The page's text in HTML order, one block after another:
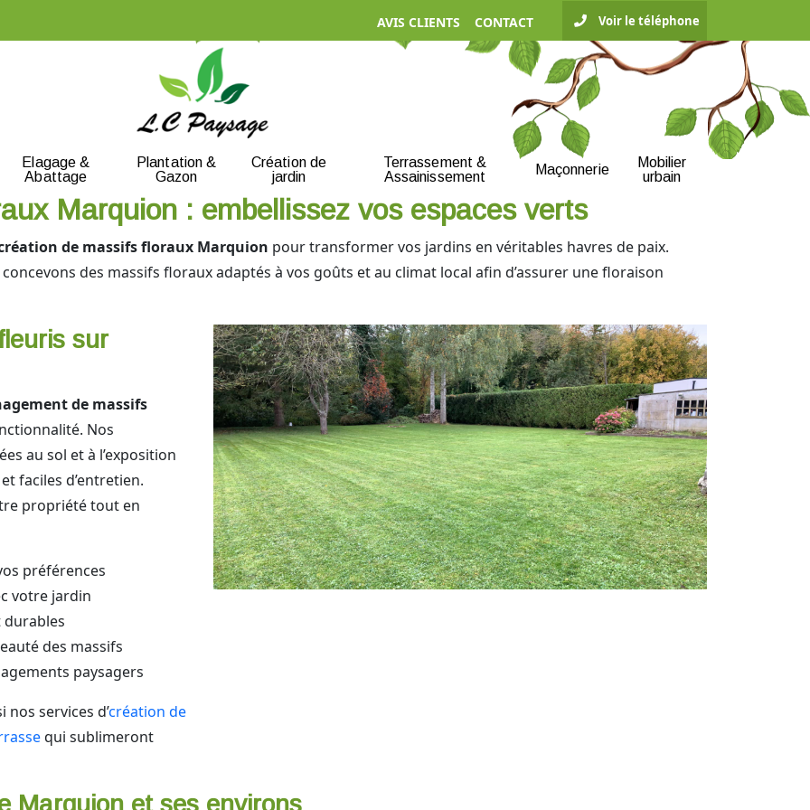
AVIS CLIENTS CONTACT Voir le téléphone
Elagage &
Abattage
Plantation &
Gazon
Création de
jardin
Terrassement &
Assainissement
Maçonnerie
Mobilier
urbain
Marquion : embellissez vos espaces verts
de massifs floraux Marquion pour transformer vos jardins en véritables havres de paix.
des massifs floraux adaptés à vos goûts et au climat local afin d’assurer une floraison
sur
de massifs
Nos
au sol et à l’exposition
faciles d’entretien.
propriété tout en
préférences
votre jardin
des massifs
paysagers
services d’création de
qui sublimeront
Marquion et ses environs